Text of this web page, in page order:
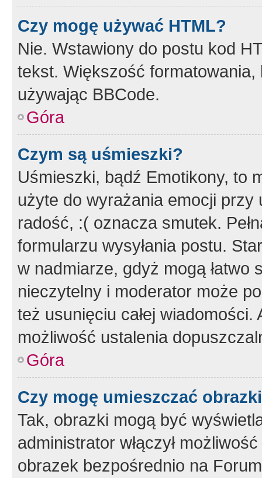
Czy mogę używać HTML?
Nie. Wstawiony do postu kod
tekst. Większość
używając BBCode.
Góra
Czym są uśmieszki?
Uśmieszki, bądź Emotikony, to
użyte do wyrażania emocji
radość, :( oznacza smutek.
formularzu wysyłania postu.
w nadmiarze, gdyż mogą
nieczytelny i moderator może
też usunięciu całej
możliwość ustalenia
Góra
Czy mogę umieszczać
Tak, obrazki mogą być
administrator włączył
obrazek bezpośrednio na